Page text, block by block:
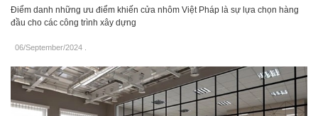
Điểm danh những ưu điểm khiến cửa nhôm Việt Pháp là sự lựa chọn hàng
đầu cho các công trình xây dựng
06/September/2024